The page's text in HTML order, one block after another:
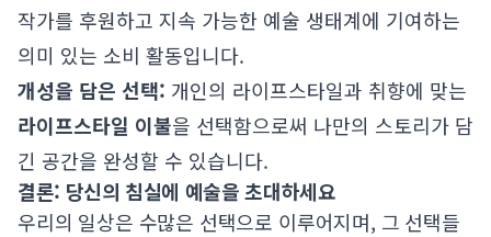
작가를 후원하고 지속 가능한 예술 생태계에 기여하는
의미 있는 소비 활동입니다.
개성을 담은 선택: 개인의 라이프스타일과 취향에 맞는
라이프스타일 이불을 선택함으로써 나만의 스토리가 담
긴 공간을 완성할 수 있습니다.
결론: 당신의 침실에 예술을 초대하세요
우리의 일상은 수많은 선택으로 이루어지며, 그 선택들